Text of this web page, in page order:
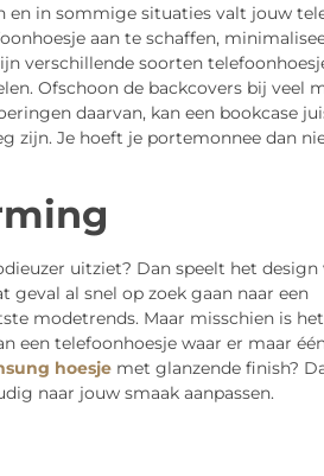
en in sommige situaties valt jouw
aan te schaffen,
verschillende soorten
Ofschoon de backcovers bij veel
daarvan, kan een bookcase
zijn. Je hoeft je portemonnee dan
uitziet? Dan speelt het design
geval al snel op zoek gaan naar een
modetrends. Maar misschien is
een telefoonhoesje waar er maar
hoesjemet glanzende finish?
naar jouw smaak aanpassen.